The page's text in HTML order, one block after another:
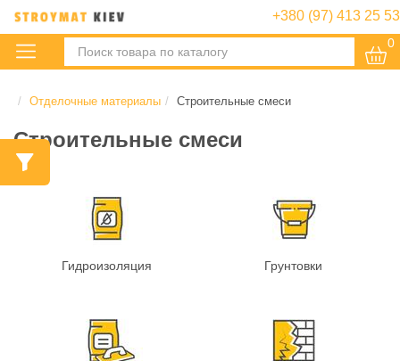
+380 (97) 413 25 53
0
Отделочные материалы Строительные смеси
Строительные смеси
Гидроизоляция Грунтовки